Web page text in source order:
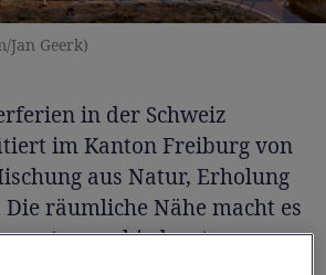
Jan Geerk)
in der Schweiz
im Kanton Freiburg von
aus Natur, Erholung
räumliche Nähe macht es
verschiedenste